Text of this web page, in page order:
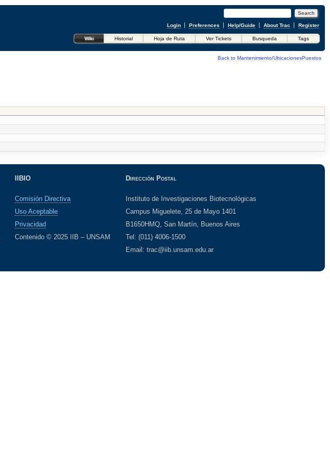
Login Preferences Help/Guide About Trac Register
Wiki Historial Hoja de Ruta Ver Tickets Busqueda Tags
Back to Mantenimiento/UbicacionesPuestos
IIBIO
Comisión Directiva
Uso Aceptable
Privacidad
Contenido © 2025 IIB – UNSAM
Dirección Postal
Instituto de Investigaciones Biotecnológicas
Campus Miguelete, 25 de Mayo 1401
B1650HMQ, San Martín, Buenos Aires
Tel: (011) 4006-1500
Email: trac@iib.unsam.edu.ar